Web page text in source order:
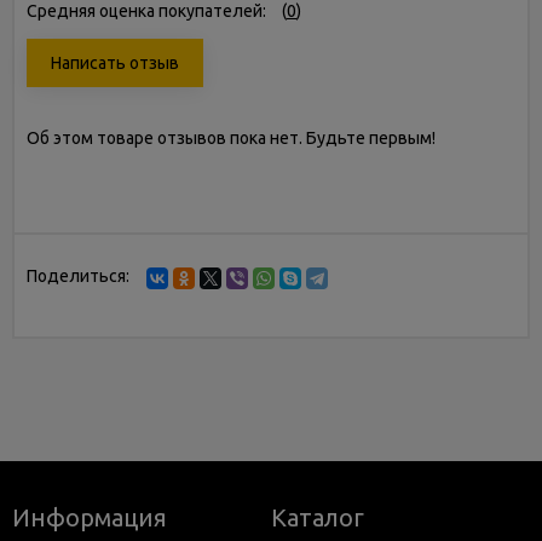
Средняя оценка покупателей: (0)
Написать отзыв
Об этом товаре отзывов пока нет. Будьте первым!
Поделиться:
Информация Каталог